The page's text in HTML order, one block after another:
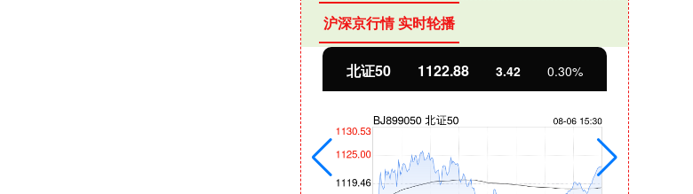
沪深京行情 实时轮播
北证50 1122.88 3.42 0.30%